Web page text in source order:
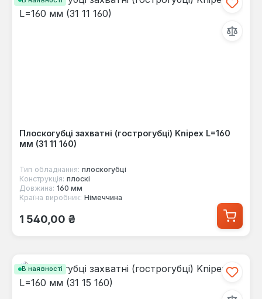
Плоскогубці захватні (гострогубці) Knipex L=160
мм (31 11 160)
Тип обладнання: плоскогубці
Конструкція: плоскі
Довжина: 160 мм
Країна виробник: Німеччина
Звичайна ціна:
1 540,00 ₴
В наявності